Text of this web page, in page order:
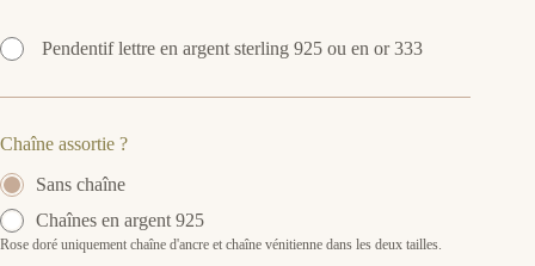
Pendentif lettre en argent sterling 925 ou en or 333
Chaîne assortie ?
Sans chaîne
Chaînes en argent 925
Rose doré uniquement chaîne d'ancre et chaîne vénitienne dans les deux tailles.